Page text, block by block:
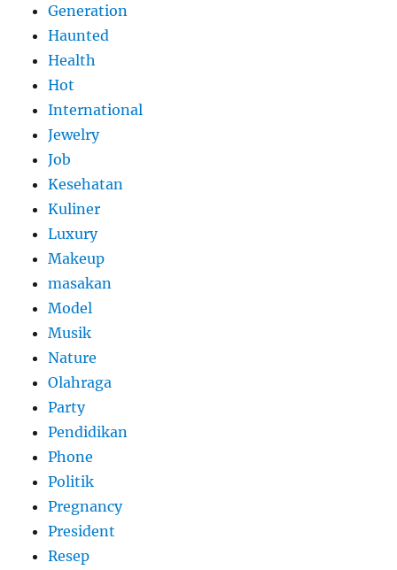
Generation
Haunted
Health
Hot
International
Jewelry
Job
Kesehatan
Kuliner
Luxury
Makeup
masakan
Model
Musik
Nature
Olahraga
Party
Pendidikan
Phone
Politik
Pregnancy
President
Resep